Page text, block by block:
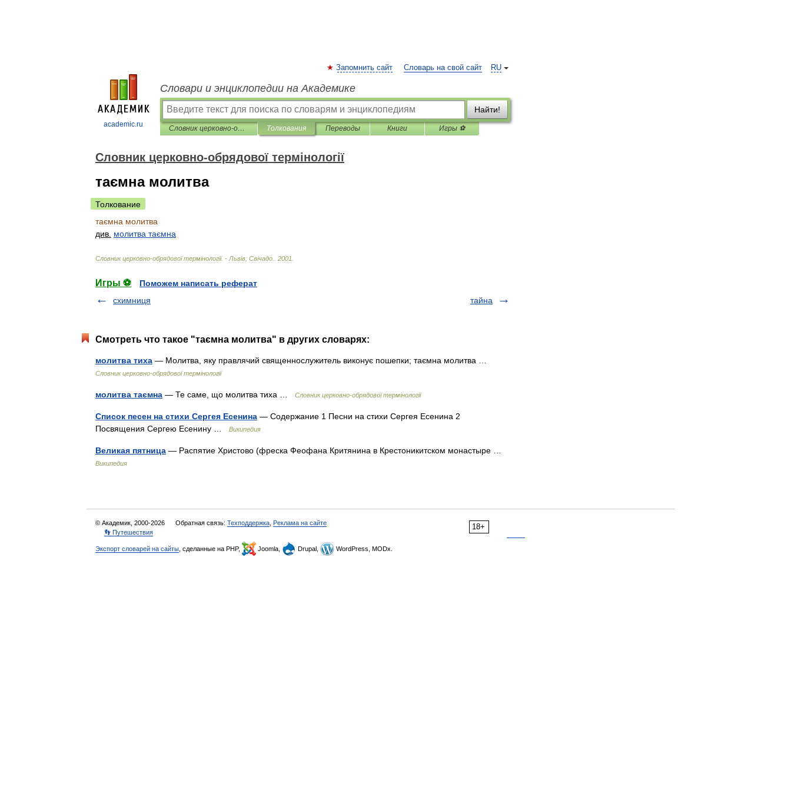
academic.ru
RU
Запомнить сайт Словарь на свой сайт
Словари и энциклопедии на Академике
Найти!
Словник церковно-обрядової термінології Толкования Переводы Книги Игры ⚽
Словник церковно-обрядової термінології
таємна молитва
Толкование
таємна молитва
див молитва таємна
Словник церковно-обрядової термінології. - Львів; Свічадо 2001
Игры ⚽
Поможем написать реферат
схимниця
тайна
Смотреть что такое "таємна молитва" в других словарях:
молитва тиха — Молитва, яку правлячий священнослужитель виконує пошепки; таємна молитва …
Словник церковно-обрядової термінології
молитва таємна — Те саме, що молитва тиха … Словник церковно-обрядової термінології
Список песен на стихи Сергея Есенина — Содержание 1 Песни на стихи Сергея Есенина 2
Посвящения Сергею Есенину …
Википедия
Великая пятница — Распятие Христово (фреска Феофана Критянина в Крестоникитском монастыре …
Википедия
18+
© Академик, 2000-2026 Обратная связь: Техподдержка Реклама на сайте
👣 Путешествия
Экспорт словарей на сайты , сделанные на PHP, Joomla, Drupal, WordPress, MODx.